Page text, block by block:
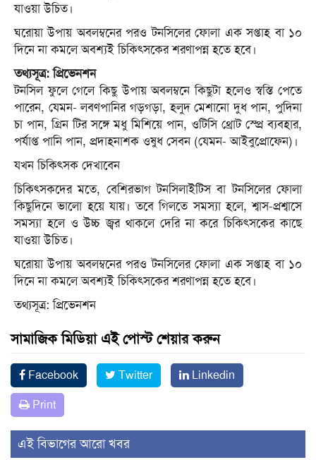
যাওয়া উচিত।
ঘরোয়া উপায় অবলম্বনের পরও টনসিলের ফোলা এক সপ্তাহ বা ১০
দিনে না কমলে অবশ্যই চিকিৎসকের শরণাপন্ন হতে হবে।
তথ্যসূত্র: প্রিভেনশন
টনসিল ফুলে গেলে কিছু উপায় অবলম্বনে কিছুটা হলেও স্বস্তি পেতে
পারেন, যেমন- লবণপানির গড়গড়া, হলুদ মেশানো দুধ পান, পুদিনা
চা পান, গ্রিন টির সঙ্গে মধু মিশিয়ে পান, ওটিসি থ্রোট স্প্রে ব্যবহার,
পর্যাপ্ত পানি পান, প্রদাহনাশক ওষুধ সেবন (যেমন- আইবুপ্রোফেন)।
যখন চিকিৎসক দেখাবেন
চিকিৎসকদের মতে, বেশিরভাগ টনসিলাইটিস বা টনসিলের ফোলা
কিছুদিনে ভালো হয়ে যায়। তবে গিলতে সমস্যা হলে, শ্বাস-প্রশ্বাসে
সমস্যা হলে ও উচ্চ জ্বর থাকলে দেরি না করে চিকিৎসকের কাছে
যাওয়া উচিত।
ঘরোয়া উপায় অবলম্বনের পরও টনসিলের ফোলা এক সপ্তাহ বা ১০
দিনে না কমলে অবশ্যই চিকিৎসকের শরণাপন্ন হতে হবে।
তথ্যসূত্র: প্রিভেনশন
সামাজিক মিডিয়া এই পোস্ট শেয়ার করুন
Facebook Twitter Linkedin
Print
এই বিভাগের আরো খবর